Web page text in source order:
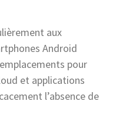
aux
Android
pour
et applications
l’absence de